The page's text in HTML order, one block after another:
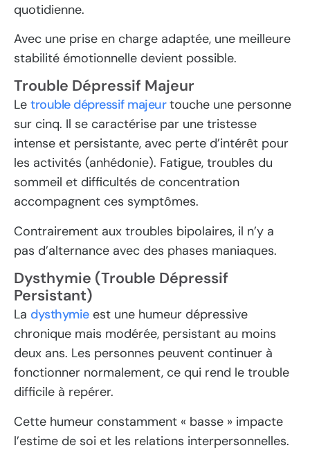
quotidienne.
Avec une prise en charge adaptée, une meilleure
stabilité émotionnelle devient possible.
Trouble Dépressif Majeur
Le trouble dépressif majeurtouche une personne
sur cinq. Il se caractérise par une tristesse
intense et persistante, avec perte d’intérêt pour
les activités (anhédonie). Fatigue, troubles du
sommeil et difficultés de concentration
accompagnent ces symptômes.
Contrairement aux troubles bipolaires, il n’y a
pas d’alternance avec des phases maniaques.
Dysthymie (Trouble Dépressif
Persistant)
La dysthymieest une humeur dépressive
chronique mais modérée, persistant au moins
deux ans. Les personnes peuvent continuer à
fonctionner normalement, ce qui rend le trouble
difficile à repérer.
Cette humeur constamment « basse » impacte
l’estime de soi et les relations interpersonnelles.